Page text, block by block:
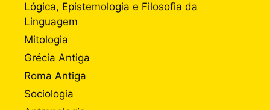
Lógica, Epistemologia e Filosofia da
Linguagem
Mitologia
Grécia Antiga
Roma Antiga
Sociologia